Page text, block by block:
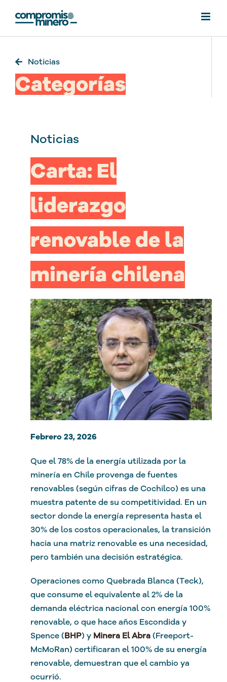
contenido
Noticias
Categorías
Noticias
Carta: El
liderazgo
renovable de la
minería chilena
Febrero 23, 2026
Que el 78% de la energía utilizada por la
minería en Chile provenga de fuentes
renovables (según cifras de Cochilco) es una
muestra patente de su competitividad. En un
sector donde la energía representa hasta el
30% de los costos operacionales, la transición
hacia una matriz renovable es una necesidad,
pero también una decisión estratégica.
Operaciones como Quebrada Blanca (Teck),
que consume el equivalente al 2% de la
demanda eléctrica nacional con energía 100%
renovable, o que hace años Escondida y
Spence (BHP) y Minera El Abra(Freeport-
McMoRan) certificaran el 100% de su energía
renovable, demuestran que el cambio ya
ocurrió.